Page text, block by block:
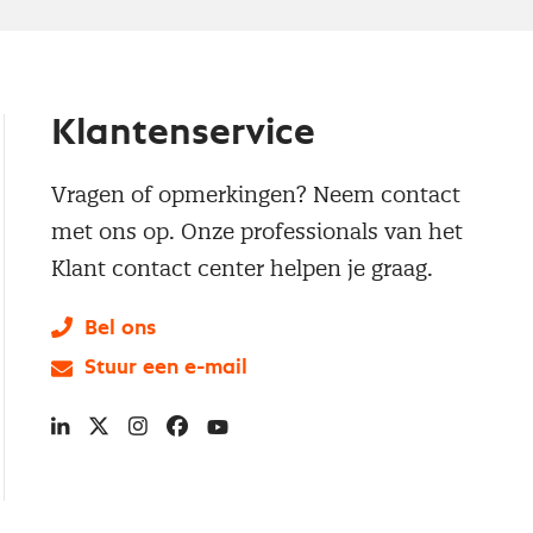
Klantenservice
Vragen of opmerkingen? Neem contact
met ons op. Onze professionals van het
Klant contact center helpen je graag.
Bel ons
Stuur een e-mail
LinkedIn
X Instagram
Facebook
YouTube